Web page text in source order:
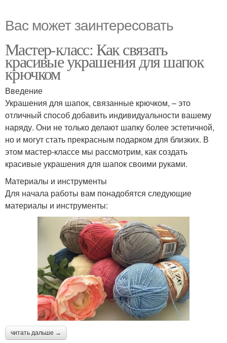
Вас может заинтересовать
Мастер-класс: Как связать
красивые украшения для шапок
крючком
Введение
Украшения для шапок, связанные крючком, – это
отличный способ добавить индивидуальности вашему
наряду. Они не только делают шапку более эстетичной,
но и могут стать прекрасным подарком для близких. В
этом мастер-классе мы рассмотрим, как создать
красивые украшения для шапок своими руками.
Материалы и инструменты
Для начала работы вам понадобятся следующие
материалы и инструменты:
читать дальше →